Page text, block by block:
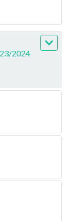
2024